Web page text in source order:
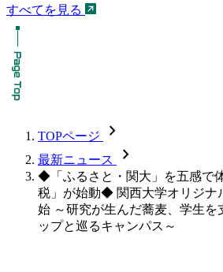
すべてを見る
TOPページ chevron_forward
最新ニュース chevron_forward
◆「ふるさと・関大」を五感で
税」が始動◆ 関西大学オリジナ
始 ～研究が生んだ蕎麦、学生を
ップと巡るキャンパス～